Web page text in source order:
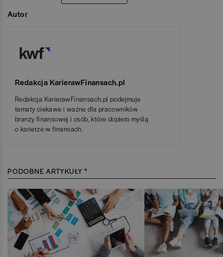
Autor
Redakcja KarierawFinansach.pl
Redakcja KarierawFinansach.pl podejmuje
tematy ciekawe i ważne dla pracowników
branży finansowej i osób, które dopiero myślą
o karierze w finansach.
PODOBNE ARTYKUŁY